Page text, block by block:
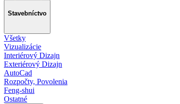
Stavebníctvo
Všetky
Vizualizácie
Interiérový Dizajn
Exteriérový Dizajn
AutoCad
Rozpočty, Povolenia
Feng-shui
Ostatné